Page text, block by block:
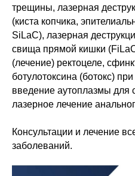
трещины, лазерная
(киста копчика,
SiLaC), лазерная
свища прямой кишки
(лечение) ректоцеле,
ботулотоксина (ботокс)
введение аутоплазмы для
лазерное лечение
Консультации и лечение
заболеваний.